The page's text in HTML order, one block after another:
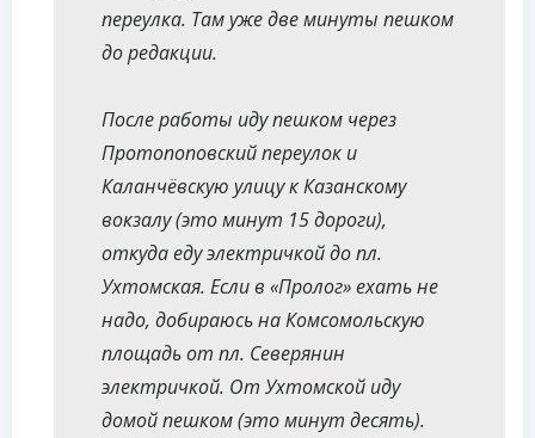
переулка. Там уже две минуты пешком
до редакции.
После работы иду пешком через
Протопоповский переулок и
Каланчёвскую улицу к Казанскому
вокзалу (это минут 15 дороги),
откуда еду электричкой до пл.
Ухтомская. Если в «Пролог» ехать не
надо, добираюсь на Комсомольскую
площадь от пл. Северянин
электричкой. От Ухтомской иду
домой пешком (это минут десять).